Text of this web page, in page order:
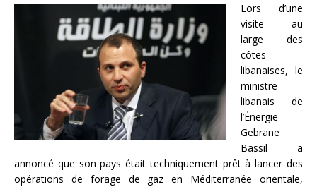
Lors d’une
visite au
large des
côtes
libanaises, le
ministre
libanais de
l’Énergie
Gebrane
Bassil a
annoncé que son pays était techniquement prêt à lancer des
opérations de forage de gaz en Méditerranée orientale,